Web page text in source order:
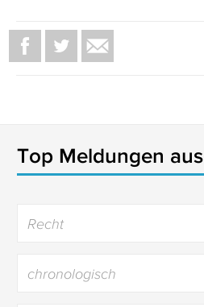
Top Meldungen aus
Recht
chronologisch